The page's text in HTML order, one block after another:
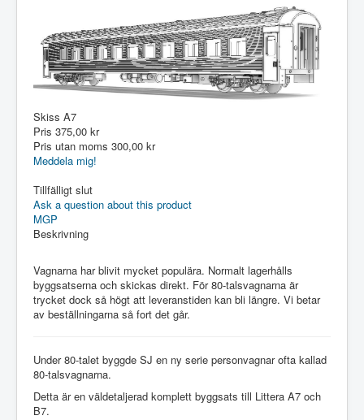
Skiss A7
Pris 375,00 kr
Pris utan moms 300,00 kr
Meddela mig!
Tillfälligt slut
Ask a question about this product
MGP
Beskrivning
Vagnarna har blivit mycket populära. Normalt lagerhålls
byggsatserna och skickas direkt. För 80-talsvagnarna är
trycket dock så högt att leveranstiden kan bli längre. Vi betar
av beställningarna så fort det går.
Under 80-talet byggde SJ en ny serie personvagnar ofta kallad
80-talsvagnarna.
Detta är en väldetaljerad komplett byggsats till Littera A7 och
B7.